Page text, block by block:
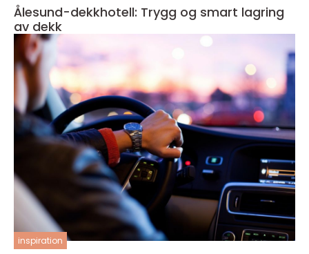
Ålesund-dekkhotell: Trygg og smart lagring
av dekk
inspiration